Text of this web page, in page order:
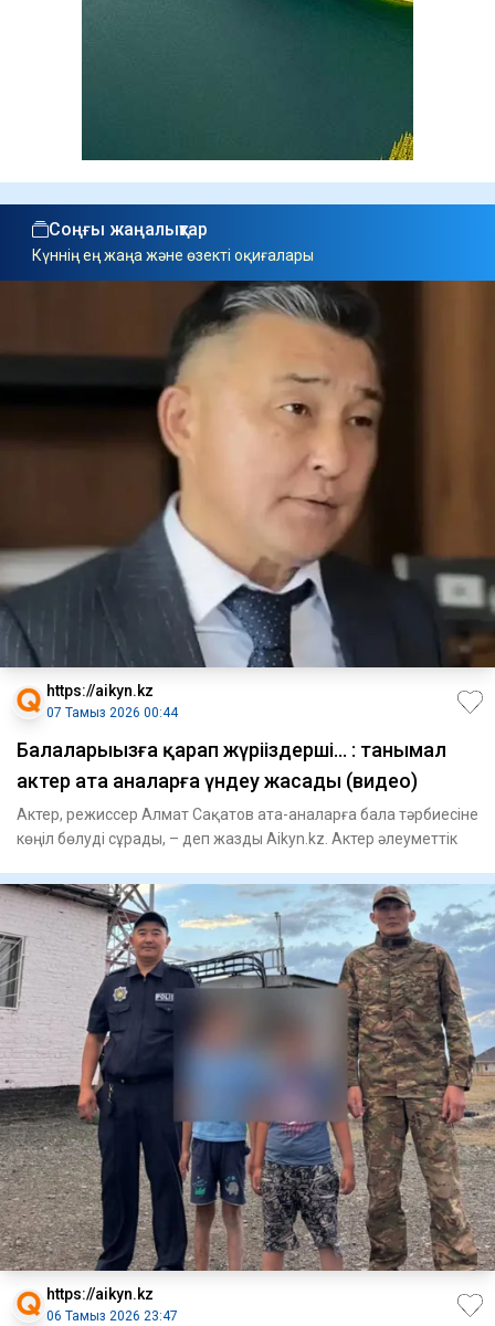
Соңғы жаңалықтар
Күннің ең жаңа және өзекті оқиғалары
https://aikyn.kz
07 Тамыз 2026 00:44
Балаларыңызға қарап жүріңіздерші... : танымал
актер ата аналарға үндеу жасады (видео)
Актер, режиссер Алмат Сақатов ата-аналарға бала тәрбиесіне
көңіл бөлуді сұрады, – деп жазды Aikyn.kz. Актер әлеуметтік
https://aikyn.kz
06 Тамыз 2026 23:47